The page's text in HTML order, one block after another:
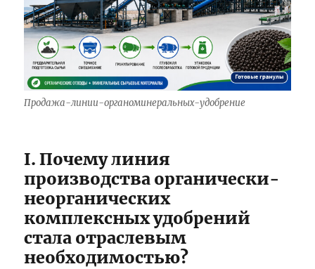
Продажа-линии-органоминеральных-удобрение
I. Почему линия
производства органически-
неорганических
комплексных удобрений
стала отраслевым
необходимостью?